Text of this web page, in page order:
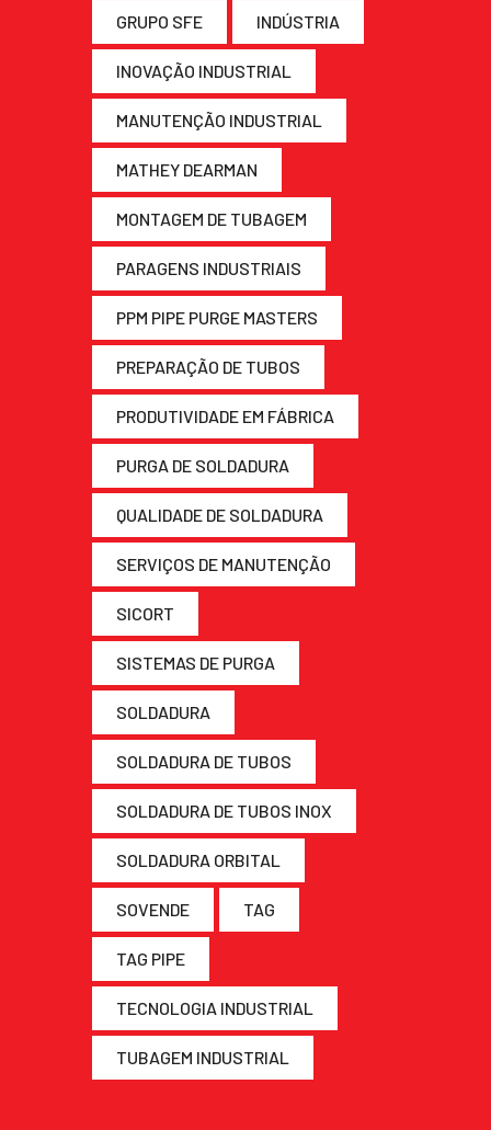
GRUPO SFE INDÚSTRIA
INOVAÇÃO INDUSTRIAL
MANUTENÇÃO INDUSTRIAL
MATHEY DEARMAN
MONTAGEM DE TUBAGEM
PARAGENS INDUSTRIAIS
PPM PIPE PURGE MASTERS
PREPARAÇÃO DE TUBOS
PRODUTIVIDADE EM FÁBRICA
PURGA DE SOLDADURA
QUALIDADE DE SOLDADURA
SERVIÇOS DE MANUTENÇÃO
SICORT
SISTEMAS DE PURGA
SOLDADURA
SOLDADURA DE TUBOS
SOLDADURA DE TUBOS INOX
SOLDADURA ORBITAL
SOVENDE TAG
TAG PIPE
TECNOLOGIA INDUSTRIAL
TUBAGEM INDUSTRIAL